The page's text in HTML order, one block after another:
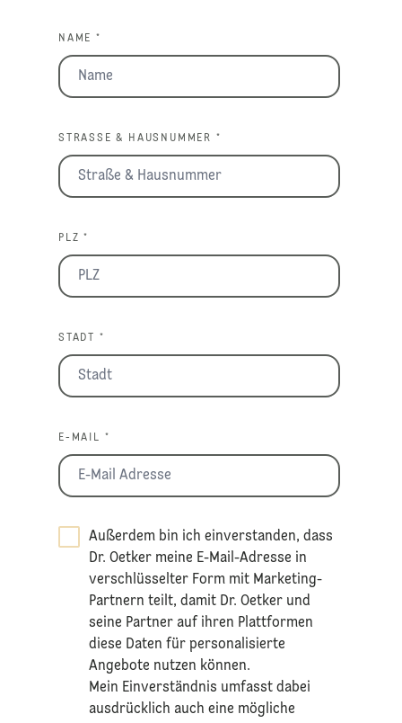
NAME *
STRASSE & HAUSNUMMER *
PLZ *
STADT *
E-MAIL *
Außerdem bin ich einverstanden, dass
Dr. Oetker meine E-Mail-Adresse in
verschlüsselter Form mit Marketing-
Partnern teilt, damit Dr. Oetker und
seine Partner auf ihren Plattformen
diese Daten für personalisierte
Angebote nutzen können.
Mein Einverständnis umfasst dabei
ausdrücklich auch eine mögliche